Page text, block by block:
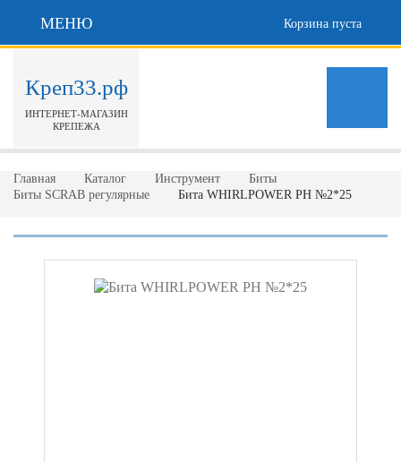
МЕНЮ Корзина пуста
Креп33.рф
ИНТЕРНЕТ-МАГАЗИН
КРЕПЕЖА
Главная Каталог Инструмент
Биты
Биты SCRAB регулярные
Бита WHIRLPOWER РН №2*25